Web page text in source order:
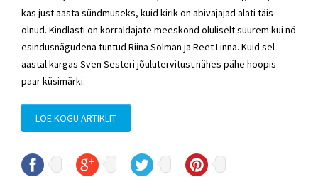
kas just aasta sündmuseks, kuid kirik on abivajajad alati täis
olnud. Kindlasti on korraldajate meeskond oluliselt suurem kui nö
esindusnägudena tuntud Riina Solman ja Reet Linna. Kuid sel
aastal kargas Sven Sesteri jõulutervitust nähes pähe hoopis
paar küsimärki.
LOE KOGU ARTIKLIT